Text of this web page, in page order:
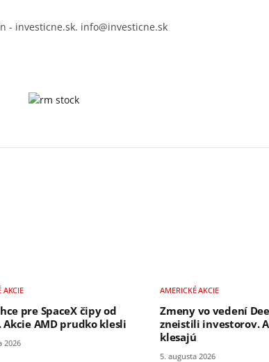
- investicne.sk. info@investicne.sk
AKCIE
pre SpaceX čipy od
Akcie AMD prudko klesli
2026
AMERICKÉ AKCIE
Zmeny vo vedení
zneistili investorov.
klesajú
5. augusta 2026